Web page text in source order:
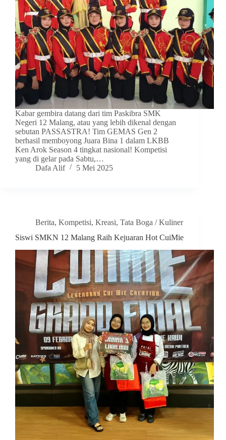
Kabar gembira datang dari tim Paskibra SMK
Negeri 12 Malang, atau yang lebih dikenal dengan
sebutan PASSASTRA! Tim GEMAS Gen 2
berhasil memboyong Juara Bina 1 dalam LKBB
Ken Arok Season 4 tingkat nasional! Kompetisi
yang di gelar pada Sabtu,…
Dafa Alif
5 Mei 2025
Berita, Kompetisi, Kreasi, Tata Boga / Kuliner
Siswi SMKN 12 Malang Raih Kejuaran Hot CuiMie